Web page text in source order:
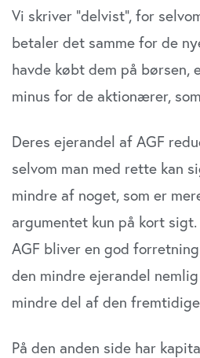
Vi skriver ”delvist”, for
betaler det samme for de
havde købt dem på børsen,
minus for de aktionærer,
Deres ejerandel af AGF
selvom man med rette kan
mindre af noget, som er
argumentet kun på kort
AGF bliver en god
den mindre ejerandel
mindre del af den
På den anden side har